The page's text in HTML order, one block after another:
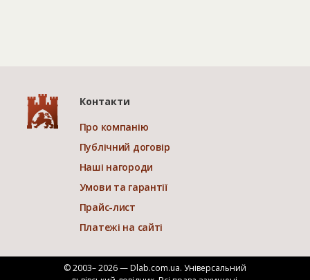
Контакти
Про компанію
Публічний договір
Наші нагороди
Умови та гарантії
Прайс-лист
Платежі на сайті
© 2003– 2026 — Dlab.com.ua. Універсальний